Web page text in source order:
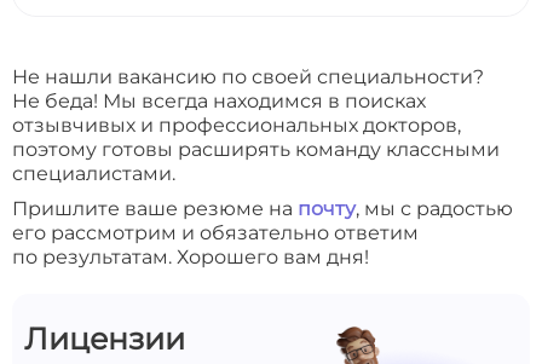
Не нашли вакансию по своей специальности?
Не беда! Мы всегда находимся в поисках
отзывчивых и профессиональных докторов,
поэтому готовы расширять команду классными
специалистами.
Пришлите ваше резюме на почту, мы с радостью
его рассмотрим и обязательно ответим
по результатам. Хорошего вам дня!
Лицензии